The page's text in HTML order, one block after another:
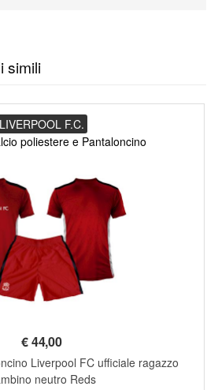
simili
LIVERPOOL F.C.
poliestere e Pantaloncino
€44,00
Liverpool FC ufficiale ragazzo
neutro Reds